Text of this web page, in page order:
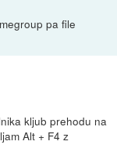
pa file
kljub prehodu na
Alt + F4 z